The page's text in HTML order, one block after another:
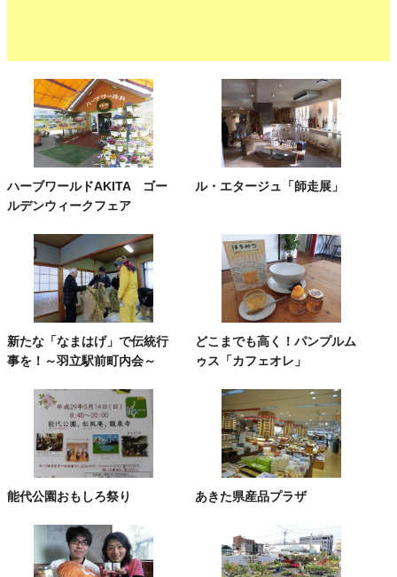
ハーブワールドAKITA ゴー
ルデンウィークフェア
ル・エタージュ「師走展」
新たな「なまはげ」で伝統行
事を！～羽立駅前町内会～
どこまでも高く！パンプルム
ゥス「カフェオレ」
能代公園おもしろ祭り あきた県産品プラザ